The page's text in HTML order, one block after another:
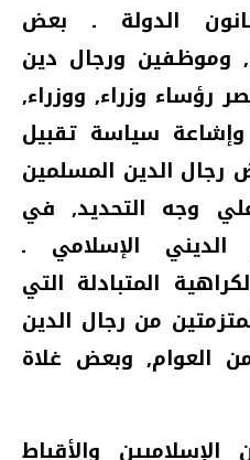
الدولة ـ بعض
وموظفين ورجال دين
رؤساء وزراء‏,‏ ووزراء‏,‏
وإشاعة سياسة تقبيل
رجال الدين المسلمين
وجه التحديد‏,‏ في
الإسلامي ـ
المتبادلة التي
من رجال الدين
العوام‏,‏ وبعض غلاة
والأقباط